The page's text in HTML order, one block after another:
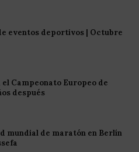
eventos deportivos | Octubre
el Campeonato Europeo de
después
mundial de maratón en Berlín